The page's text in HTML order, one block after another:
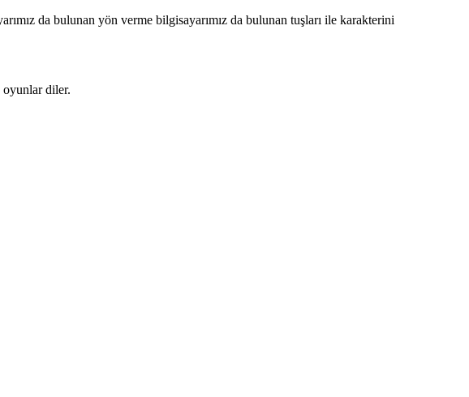
da bulunan yön verme bilgisayarımız da bulunan tuşları ile karakterini
diler.